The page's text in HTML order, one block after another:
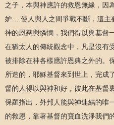
之子，本與神應許的救恩無緣，因
妒….使人與人之間爭戰不斷，這主
神的恩慈與憐憫，我們得以與基督
在猶太人的傳統觀念中，凡是沒有
被排除在神各樣應許恩典之外的。
所造的，耶穌基督來到世上，完成
督的人得以與神和好，彼此在基督
保羅指出，外邦人能與神連結的唯
的救恩，靠著基督的寶血洗淨我們